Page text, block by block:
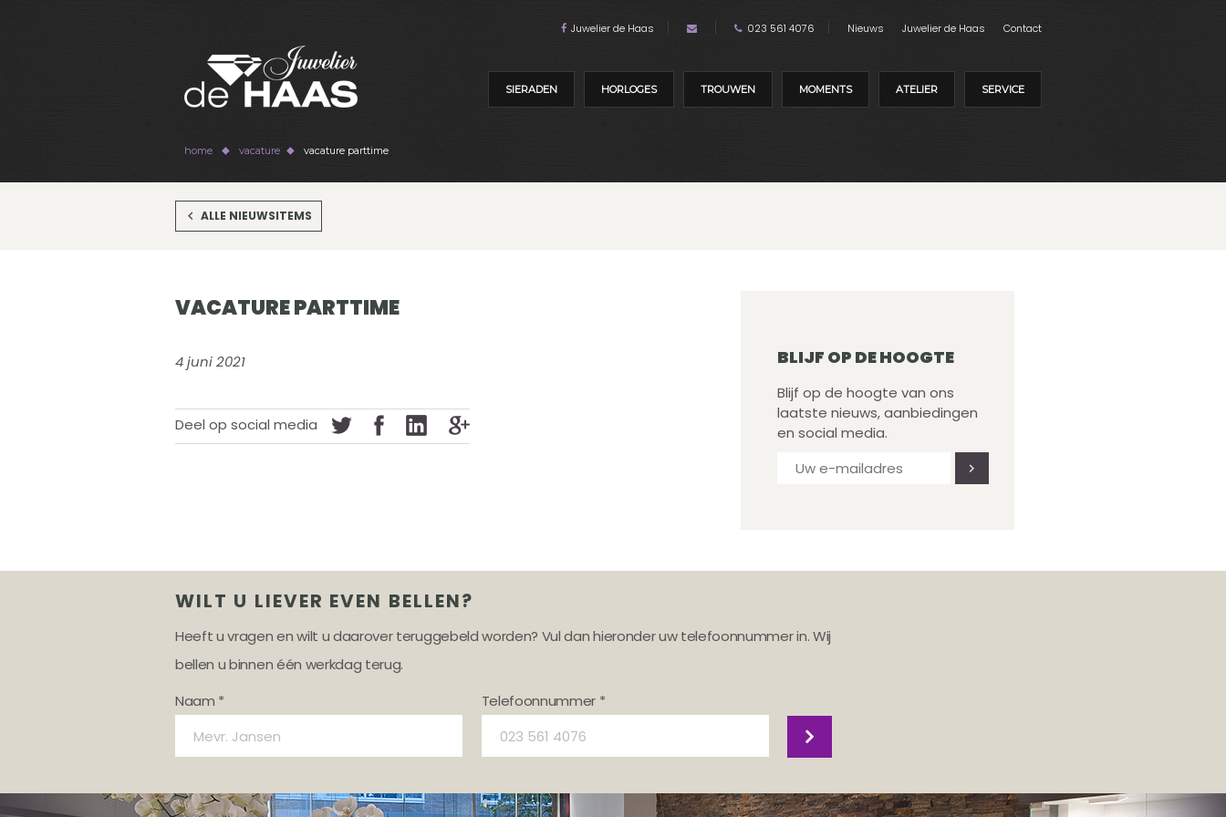
Juwelier de Haas 023 561 4076 Nieuws Juwelier de Haas Contact
SIERADEN HORLOGES TROUWEN MOMENTS ATELIER SERVICE
home vacature vacature parttime
ALLE NIEUWSITEMS
VACATURE PARTTIME
4 juni 2021
Deel op social media
BLIJF OP DE HOOGTE
Blijf op de hoogte van ons
laatste nieuws, aanbiedingen
en social media.
WILT U LIEVER EVEN BELLEN?
Heeft u vragen en wilt u daarover teruggebeld worden? Vul dan hieronder uw telefoonnummer in. Wij
bellen u binnen één werkdag terug.
Naam *
Telefoonnummer *